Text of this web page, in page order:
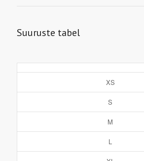
Suuruste tabel
XS
S
M
L